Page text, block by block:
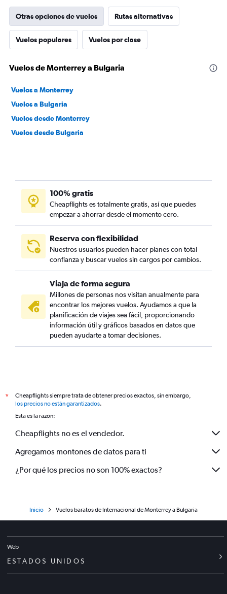
Otras opciones de vuelos Rutas alternativas
Vuelos populares Vuelos por clase
Vuelos de Monterrey a Bulgaria
Vuelos a Monterrey
Vuelos a Bulgaria
Vuelos desde Monterrey
Vuelos desde Bulgaria
100% gratis
Cheapflights es totalmente gratis, así que puedes
empezar a ahorrar desde el momento cero.
Reserva con flexibilidad
Nuestros usuarios pueden hacer planes con total
confianza y buscar vuelos sin cargos por cambios.
Viaja de forma segura
Millones de personas nos visitan anualmente para
encontrar los mejores vuelos. Ayudamos a que la
planificación de viajes sea fácil, proporcionando
información útil y gráficos basados en datos que
pueden ayudarte a tomar decisiones.
*
Cheapflights siempre trata de obtener precios exactos, sin embargo,
los precios no están garantizados.
Esta es la razón:
Cheapflights no es el vendedor.
Agregamos montones de datos para ti
¿Por qué los precios no son 100% exactos?
Inicio Vuelos baratos de Internacional de Monterrey a Bulgaria
Web
ESTADOS UNIDOS